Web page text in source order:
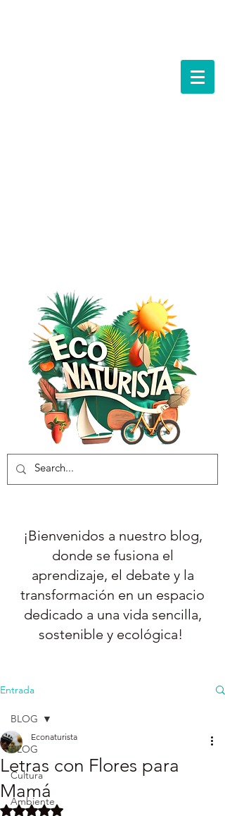
¡Bienvenidos a nuestro blog,
donde se fusiona el
aprendizaje, el debate y la
transformación en un espacio
dedicado a una vida sencilla,
sostenible y ecológica!
Entrada
BLOG
Cultura
Ambiente
BLOG
Letras con Flores para
Mamá
Econaturista
Obtuvo NaN de 5 estrellas.